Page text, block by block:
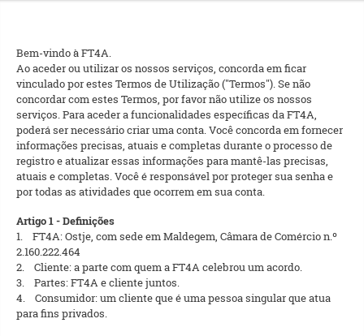
Bem-vindo à FT4A.
Ao aceder ou utilizar os nossos serviços, concorda em ficar
vinculado por estes Termos de Utilização ("Termos"). Se não
concordar com estes Termos, por favor não utilize os nossos
serviços. Para aceder a funcionalidades específicas da FT4A,
poderá ser necessário criar uma conta. Você concorda em fornecer
informações precisas, atuais e completas durante o processo de
registro e atualizar essas informações para mantê-las precisas,
atuais e completas. Você é responsável por proteger sua senha e
por todas as atividades que ocorrem em sua conta.
Artigo 1 - Definições
1. FT4A: Ostje, com sede em Maldegem, Câmara de Comércio n.º
2.160.222.464
2. Cliente: a parte com quem a FT4A celebrou um acordo.
3. Partes: FT4A e cliente juntos.
4. Consumidor: um cliente que é uma pessoa singular que atua
para fins privados.